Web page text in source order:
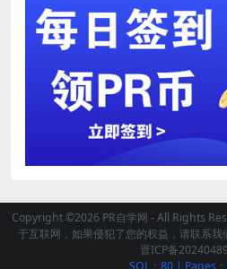
Copyright ©2026 PR自学网 - All Rights
于互联网，如果侵犯了您的权益，请联系我
晋ICP备